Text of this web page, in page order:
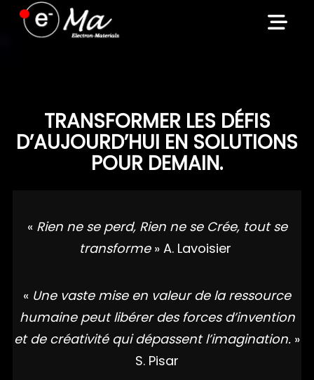
Skip
TRANSFORMER LES DÉFIS
D’AUJOURD’HUI EN SOLUTIONS
POUR DEMAIN.
« Rien ne se perd, Rien ne se Crée, tout se
transforme » A. Lavoisier
« Une vaste mise en valeur de la ressource
humaine peut libérer des forces d’invention
et de créativité qui dépassent l’imagination. »
S. Pisar